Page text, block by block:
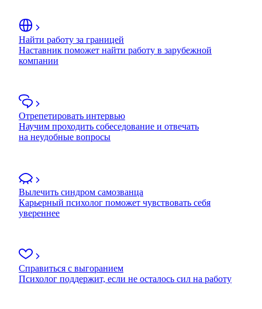
Найти работу за границей
Наставник поможет найти работу в зарубежной
компании
Отрепетировать интервью
Научим проходить собеседование и отвечать
на неудобные вопросы
Вылечить синдром самозванца
Карьерный психолог поможет чувствовать себя
увереннее
Справиться с выгоранием
Психолог поддержит, если не осталось сил на работу